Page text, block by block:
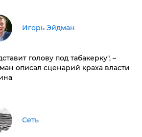
Игорь Эйдман
голову под табакерку", –
описал сценарий краха власти
Сеть